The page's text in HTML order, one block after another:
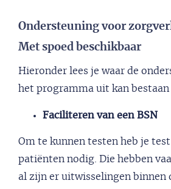
Ondersteuning voor
Met spoed beschikbaar
Hieronder lees je waar de
het programma uit kan
Faciliteren van een BSN
Om te kunnen testen heb je
patiënten nodig. Die hebben
al zijn er uitwisselingen binnen